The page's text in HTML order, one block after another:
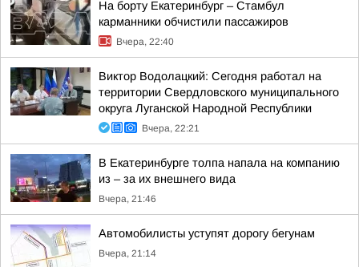
На борту Екатеринбург – Стамбул
карманники обчистили пассажиров
Вчера, 22:40
Виктор Водолацкий: Сегодня работал на
территории Свердловского муниципального
округа Луганской Народной Республики
Вчера, 22:21
В Екатеринбурге толпа напала на компанию
из – за их внешнего вида
Вчера, 21:46
Автомобилисты уступят дорогу бегунам
Вчера, 21:14